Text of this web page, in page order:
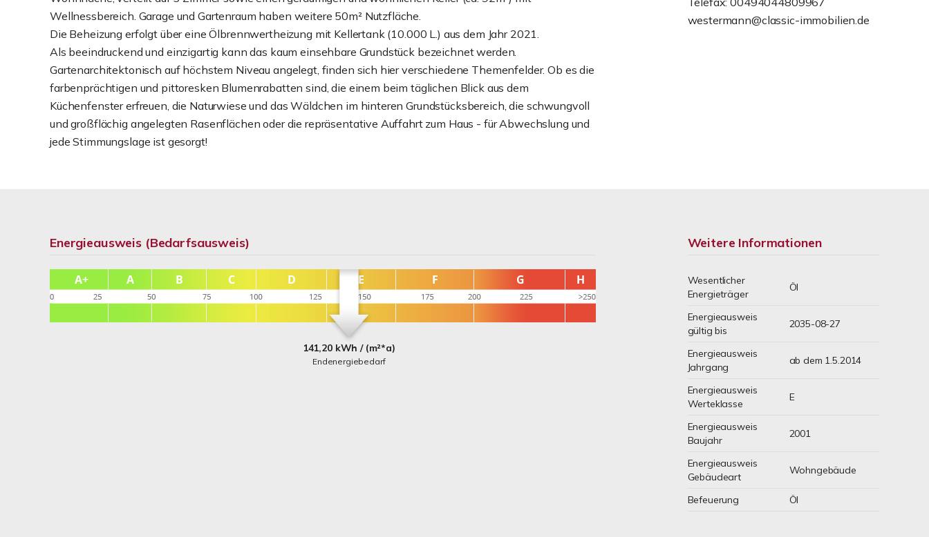
Wellnessbereich. Garage und Gartenraum haben weitere 50m² Nutzfläche.
Die Beheizung erfolgt über eine Ölbrennwertheizung mit Kellertank (10.000 L.) aus dem Jahr 2021.
Als beeindruckend und einzigartig kann das kaum einsehbare Grundstück bezeichnet werden.
Gartenarchitektonisch auf höchstem Niveau angelegt, finden sich hier verschiedene Themenfelder. Ob es die
farbenprächtigen und pittoresken Blumenrabatten sind, die einem beim täglichen Blick aus dem
Küchenfenster erfreuen, die Naturwiese und das Wäldchen im hinteren Grundstücksbereich, die schwungvoll
und großflächig angelegten Rasenflächen oder die repräsentative Auffahrt zum Haus - für Abwechslung und
jede Stimmungslage ist gesorgt!
westermann@classic-immobilien.de
Energieausweis (Bedarfsausweis)
141,20 kWh / (m²*a)
Endenergiebedarf
Weitere Informationen
Wesentlicher
Energieträger
Öl
Energieausweis
gültig bis
2035-08-27
Energieausweis
Jahrgang
ab dem 1.5.2014
Energieausweis
Werteklasse
E
Energieausweis
Baujahr
2001
Energieausweis
Gebäudeart
Wohngebäude
Befeuerung Öl